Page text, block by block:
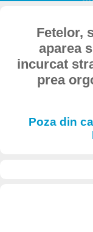
Fetelor,
aparea
incurcat
prea
Poza din